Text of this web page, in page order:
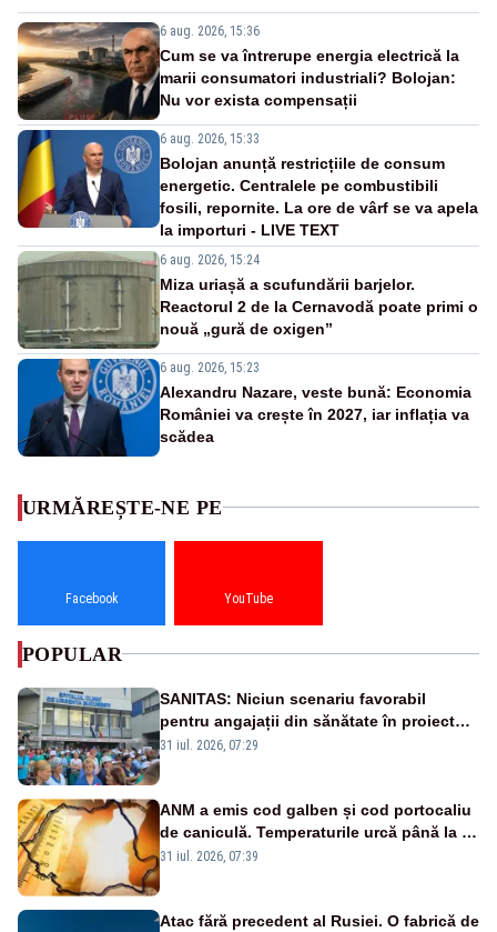
6 aug. 2026, 15:36
Cum se va întrerupe energia electrică la
marii consumatori industriali? Bolojan:
Nu vor exista compensații
6 aug. 2026, 15:33
Bolojan anunță restricțiile de consum
energetic. Centralele pe combustibili
fosili, repornite. La ore de vârf se va apela
la importuri - LIVE TEXT
6 aug. 2026, 15:24
Miza uriașă a scufundării barjelor.
Reactorul 2 de la Cernavodă poate primi o
nouă „gură de oxigen”
6 aug. 2026, 15:23
Alexandru Nazare, veste bună: Economia
României va crește în 2027, iar inflația va
scădea
URMĂREȘTE-NE PE
Facebook YouTube
POPULAR
SANITAS: Niciun scenariu favorabil
pentru angajații din sănătate în proiectul
Legii salarizării
31 iul. 2026, 07:29
ANM a emis cod galben și cod portocaliu
de caniculă. Temperaturile urcă până la 38
de grade, iar nopțile devin tropicale
31 iul. 2026, 07:39
Atac fără precedent al Rusiei. O fabrică de